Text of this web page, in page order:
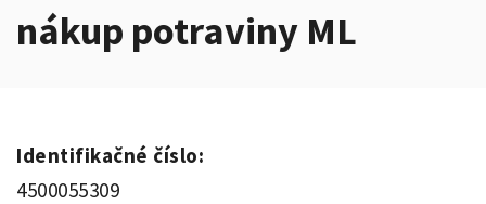
nákup potraviny ML
Identifikačné číslo:
4500055309